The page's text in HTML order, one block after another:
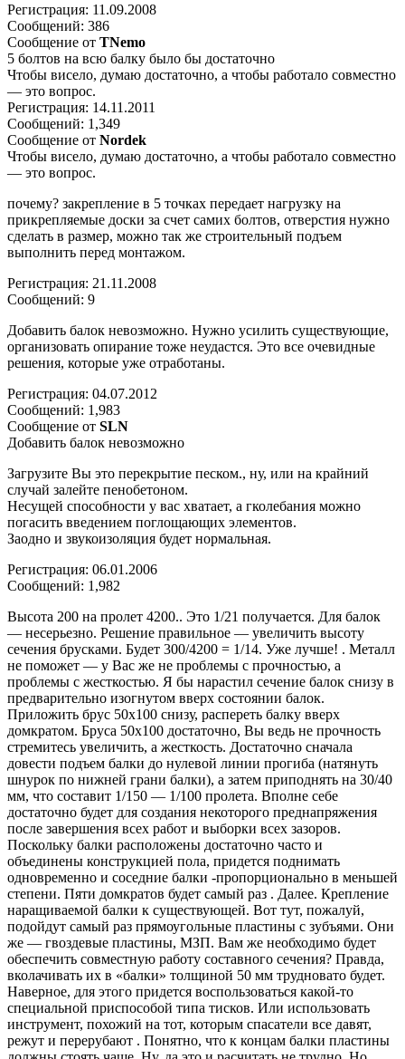
Регистрация: 11.09.2008
Сообщений: 386
Сообщение от TNemo
5 болтов на всю балку было бы достаточно
Чтобы висело, думаю достаточно, а чтобы работало совместно
— это вопрос.
Регистрация: 14.11.2011
Сообщений: 1,349
Сообщение от Nordek
Чтобы висело, думаю достаточно, а чтобы работало совместно
— это вопрос.
почему? закрепление в 5 точках передает нагрузку на
прикрепляемые доски за счет самих болтов, отверстия нужно
сделать в размер, можно так же строительный подъем
выполнить перед монтажом.
Регистрация: 21.11.2008
Сообщений: 9
Добавить балок невозможно. Нужно усилить существующие,
организовать опирание тоже неудастся. Это все очевидные
решения, которые уже отработаны.
Регистрация: 04.07.2012
Сообщений: 1,983
Сообщение от SLN
Добавить балок невозможно
Загрузите Вы это перекрытие песком., ну, или на крайний
случай залейте пенобетоном.
Несущей способности у вас хватает, а гколебания можно
погасить введением поглощающих элементов.
Заодно и звукоизоляция будет нормальная.
Регистрация: 06.01.2006
Сообщений: 1,982
Высота 200 на пролет 4200.. Это 1/21 получается. Для балок
— несерьезно. Решение правильное — увеличить высоту
сечения брусками. Будет 300/4200 = 1/14. Уже лучше! . Металл
не поможет — у Вас же не проблемы с прочностью, а
проблемы с жесткостью. Я бы нарастил сечение балок снизу в
предварительно изогнутом вверх состоянии балок.
Приложить брус 50х100 снизу, распереть балку вверх
домкратом. Бруса 50х100 достаточно, Вы ведь не прочность
стремитесь увеличить, а жесткость. Достаточно сначала
довести подъем балки до нулевой линии прогиба (натянуть
шнурок по нижней грани балки), а затем приподнять на 30/40
мм, что составит 1/150 — 1/100 пролета. Вполне себе
достаточно будет для создания некоторого преднапряжения
после завершения всех работ и выборки всех зазоров.
Поскольку балки расположены достаточно часто и
объединены конструкцией пола, придется поднимать
одновременно и соседние балки -пропорционально в меньшей
степени. Пяти домкратов будет самый раз . Далее. Крепление
наращиваемой балки к существующей. Вот тут, пожалуй,
подойдут самый раз прямоугольные пластины с зубъями. Они
же — гвоздевые пластины, МЗП. Вам же необходимо будет
обеспечить совместную работу составного сечения? Правда,
вколачивать их в «балки» толщиной 50 мм трудновато будет.
Наверное, для этого придется воспользоваться какой-то
специальной приспособой типа тисков. Или использовать
инструмент, похожий на тот, которым спасатели все давят,
режут и перерубают . Понятно, что к концам балки пластины